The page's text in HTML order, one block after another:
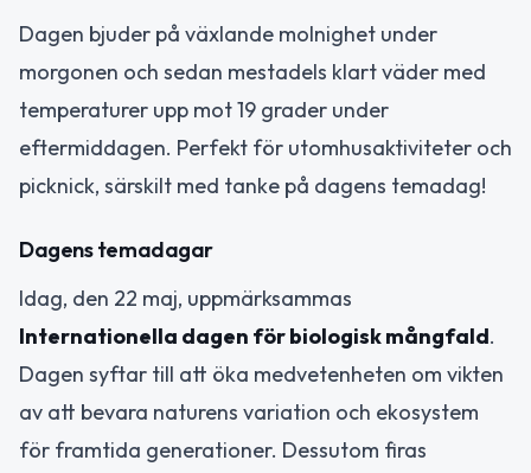
Dagen bjuder på växlande molnighet under
morgonen och sedan mestadels klart väder med
temperaturer upp mot 19 grader under
eftermiddagen. Perfekt för utomhusaktiviteter och
picknick, särskilt med tanke på dagens temadag!
Dagens temadagar
Idag, den 22 maj, uppmärksammas
Internationella dagen för biologisk mångfald.
Dagen syftar till att öka medvetenheten om vikten
av att bevara naturens variation och ekosystem
för framtida generationer. Dessutom firas